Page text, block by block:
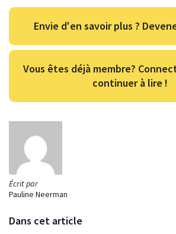
Écrit par
Pauline Neerman
Dans cet article
Envie d'en savoir plus ?
Vous êtes déjà membre?
continuer à lire !